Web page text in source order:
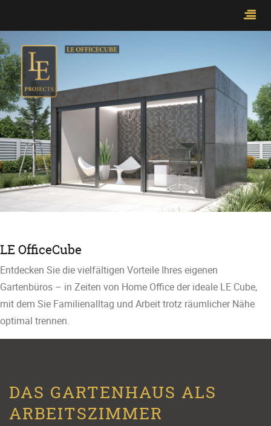
LE OfficeCube
Entdecken Sie die vielfältigen Vorteile Ihres eigenen
Gartenbüros – in Zeiten von Home Office der ideale LE Cube,
mit dem Sie Familienalltag und Arbeit trotz räumlicher Nähe
optimal trennen.
DAS GARTENHAUS ALS
ARBEITSZIMMER